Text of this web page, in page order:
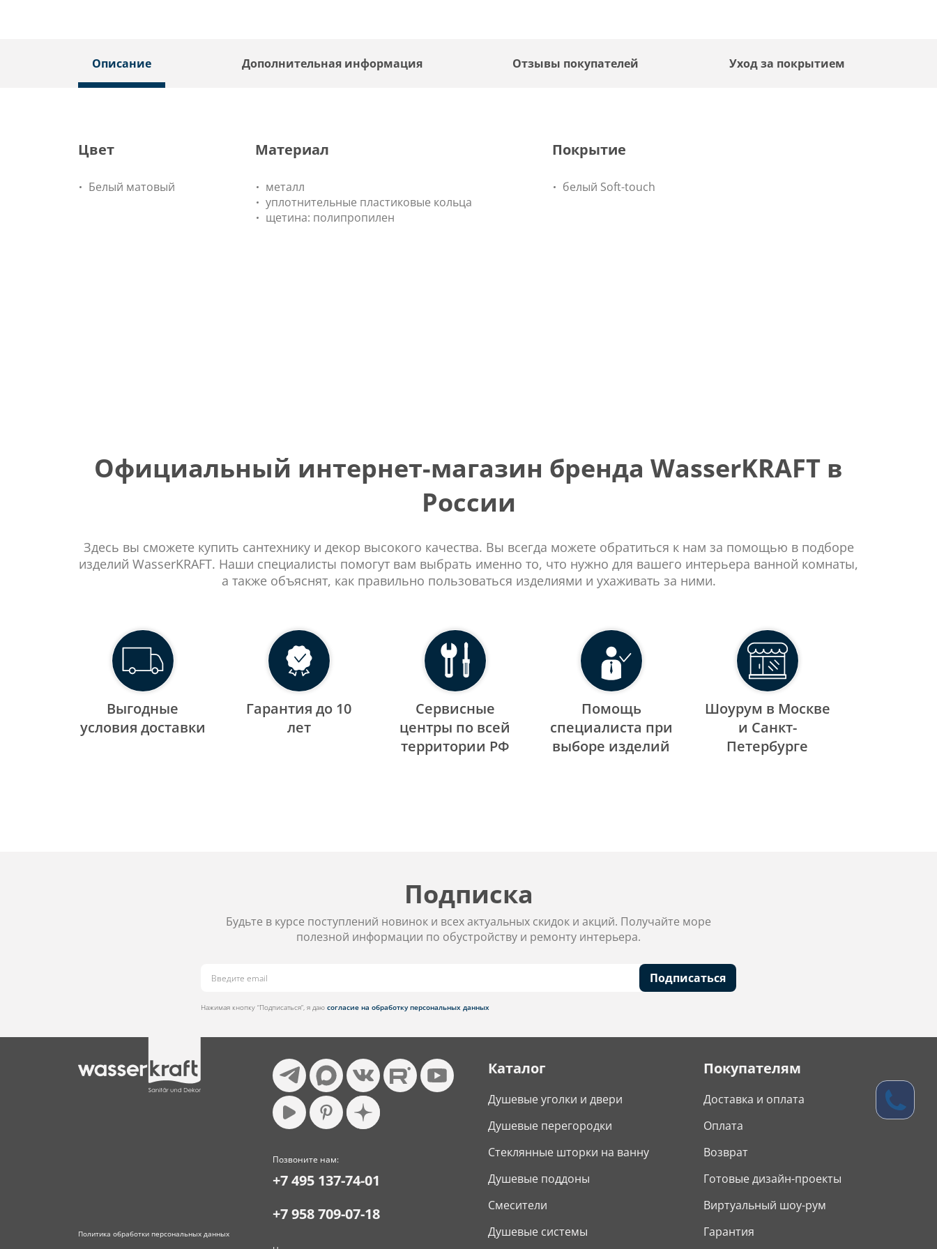
Описание Дополнительная информация Отзывы покупателей Уход за покрытием
Цвет
Белый матовый
Материал
металл
уплотнительные пластиковые кольца
щетина: полипропилен
Покрытие
белый Soft-touch
Официальный интернет-магазин бренда WasserKRAFT в
России
Здесь вы сможете купить сантехнику и декор высокого качества. Вы всегда можете обратиться к нам за помощью в подборе
изделий WasserKRAFT. Наши специалисты помогут вам выбрать именно то, что нужно для вашего интерьера ванной комнаты,
а также объяснят, как правильно пользоваться изделиями и ухаживать за ними.
Выгодные
уcловия доставки
Гарантия до 10
лет
Сервисные
центры по всей
территории РФ
Помощь
специалиста при
выборе изделий
Шоурум в Москве
и Санкт-
Петербурге
Подписка
Будьте в курсе поступлений новинок и всех актуальных скидок и акций. Получайте море
полезной информации по обустройству и ремонту интерьера.
Подписаться
Нажимая кнопку “Подписаться”, я даю согласие на обработку персональных данных
Политика обработки персональных данных
Позвоните нам:
+7 495 137-74-01
+7 958 709-07-18
Каталог
Душевые уголки и двери
Душевые перегородки
Стеклянные шторки на ванну
Душевые поддоны
Смесители
Душевые системы
Покупателям
Доставка и оплата
Оплата
Возврат
Готовые дизайн-проекты
Виртуальный шоу-рум
Гарантия